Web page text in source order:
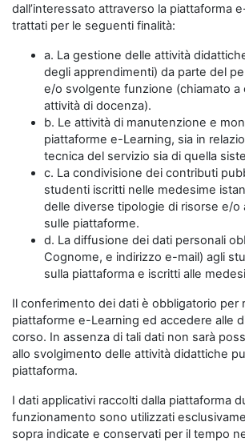
dall’interessato attraverso la piattaforma
trattati per le seguenti finalità:
a. La gestione delle attività
degli apprendimenti) da parte del
e/o svolgente funzione (chiamato a
attività di docenza).
b. Le attività di manutenzione e
piattaforme e-Learning, sia in
tecnica del servizio sia di quella
c. La condivisione dei contributi
studenti iscritti nelle medesime
delle diverse tipologie di risorse e/o
sulle piattaforme.
d. La diffusione dei dati personali
Cognome, e indirizzo e-mail) agli
sulla piattaforma e iscritti alle
Il conferimento dei dati è obbligatorio per
piattaforme e-Learning ed accedere alle
corso. In assenza di tali dati non sarà
allo svolgimento delle attività didattiche
piattaforma.
I dati applicativi raccolti dalla piattaforma
funzionamento sono utilizzati
sopra indicate e conservati per il tempo